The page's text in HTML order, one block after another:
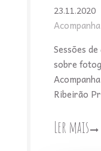
23.11.2020
Sessões
sobre
Ribeirão
Ler mais